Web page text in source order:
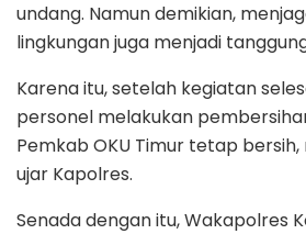
undang. Namun demikian,
lingkungan juga menjadi
Karena itu, setelah kegiatan
personel melakukan
Pemkab OKU Timur tetap bersih,
ujar Kapolres.
Senada dengan itu, Wakapolres